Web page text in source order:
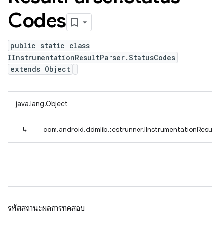
Codes
public static class
IInstrumentationResultParser.StatusCodes
extends Object
java.lang.Object
↳
รหัสสถานะผลการทดสอบ